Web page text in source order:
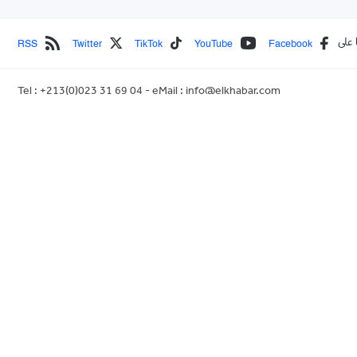
على Facebook
YouTube
TikTok
Twitter
RSS
Tel : +213(0)023 31 69 04 - eMail : info@elkhabar.com